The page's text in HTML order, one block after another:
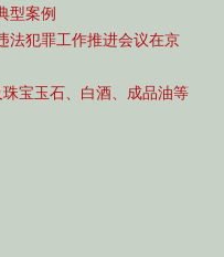
型案例
法犯罪工作推进会议在京
宝玉石、白酒、成品油等